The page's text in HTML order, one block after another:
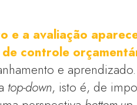
e a avaliação
controle
e
top-down, isto é, de